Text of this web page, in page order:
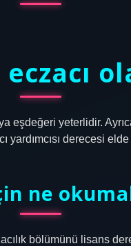
eşdeğeri yeterlidir.
yardımcısı derecesi
ne
bölümünü lisans